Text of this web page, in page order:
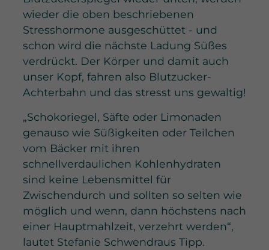
wieder die oben beschriebenen
Stresshormone ausgeschüttet - und
schon wird die nächste Ladung Süßes
verdrückt. Der Körper und damit auch
unser Kopf, fahren also Blutzucker-
Achterbahn und das stresst uns gewaltig!
„Schokoriegel, Säfte oder Limonaden
genauso wie Süßigkeiten oder Teilchen
vom Bäcker mit ihren
schnellverdaulichen Kohlenhydraten
sind keine Lebensmittel für
Zwischendurch und sollten so selten wie
möglich und wenn, dann höchstens nach
einer Hauptmahlzeit, verzehrt werden“,
lautet Stefanie Schwendraus Tipp.